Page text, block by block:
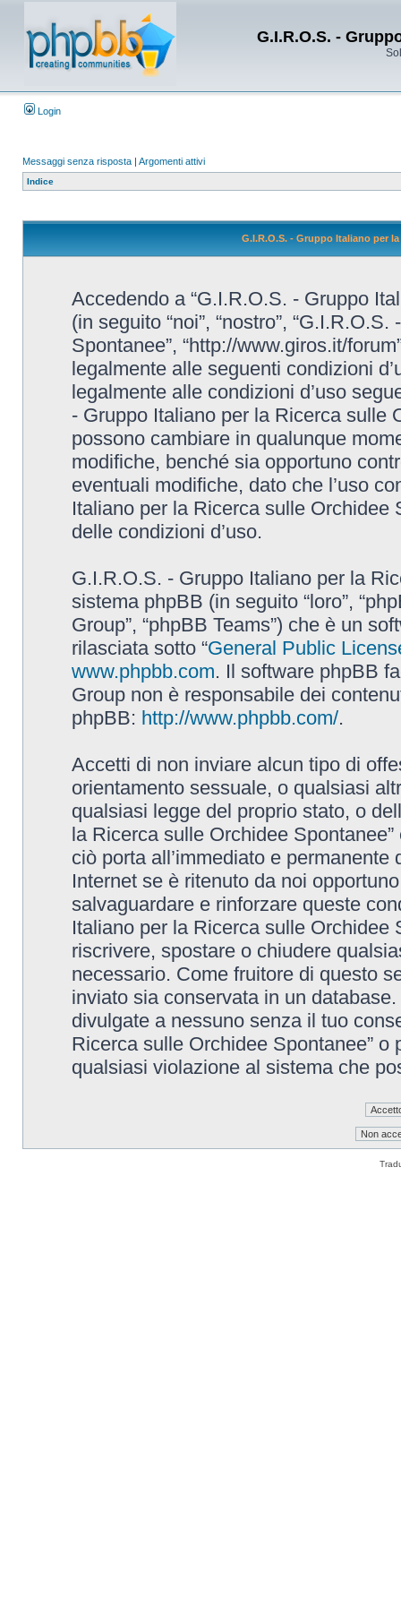
G.I.R.O.S. -
Login
Messaggi senza risposta | Argomenti attivi
Indice
G.I.R.O.S. - Gruppo Italiano per
Accedendo a “G.I.R.O.S. - Gruppo
(in seguito “noi”, “nostro”,
Spontanee”, “http://www.giros.it/
legalmente alle seguenti condizioni
legalmente alle condizioni d’uso
- Gruppo Italiano per la Ricerca sulle
possono cambiare in qualunque
modifiche, benché sia opportuno
eventuali modifiche, dato che l’uso
Italiano per la Ricerca sulle Orchidee
delle condizioni d’uso.
G.I.R.O.S. - Gruppo Italiano per la
sistema phpBB (in seguito “loro”,
Group”, “phpBB Teams”) che è un
rilasciata sotto “General Public
www.phpbb.com. Il software phpBB
Group non è responsabile dei
phpBB: http://www.phpbb.com/.
Accetti di non inviare alcun tipo di
orientamento sessuale, o qualsiasi
qualsiasi legge del proprio stato, o
la Ricerca sulle Orchidee
ciò porta all’immediato e
Internet se è ritenuto da noi
salvaguardare e rinforzare queste
Italiano per la Ricerca sulle Orchidee
riscrivere, spostare o chiudere
necessario. Come fruitore di questo
inviato sia conservata in un
divulgate a nessuno senza il tuo
Ricerca sulle Orchidee Spontanee”
qualsiasi violazione al sistema che